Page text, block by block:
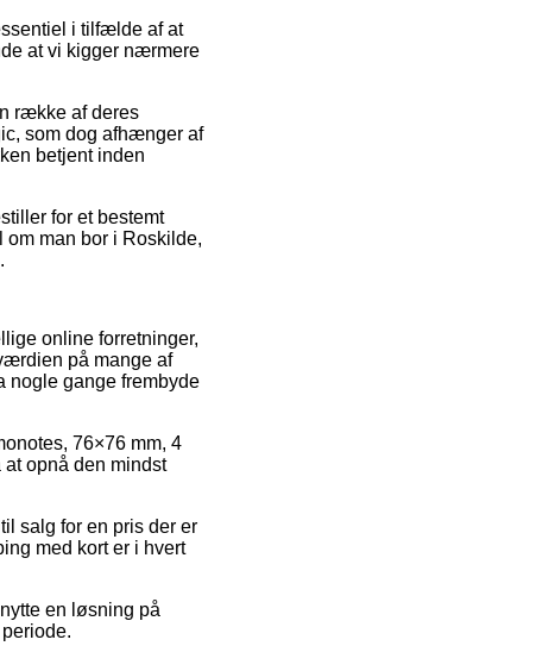
i tilfælde af at
at vi kigger nærmere
række af deres
som dog afhænger af
betjent inden
for et bestemt
om man bor i Roskilde,
online forretninger,
på mange af
nogle gange frembyde
76×76 mm, 4
opnå den mindst
salg for en pris der er
med kort er i hvert
en løsning på